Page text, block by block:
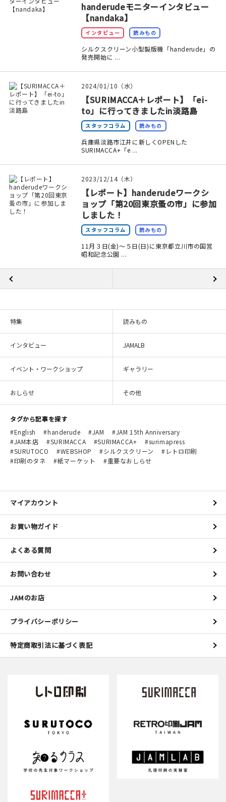
handerudeモニターインタビュー
【nandaka】
インタビュー 読みもの
シルクスクリーン小型製版機「handerude」の
発売開始に ...
2024/01/10（水）
【SURIMACCA＋レポート】「ei-
to」に行ってきましたin淡路島
スタッフコラム 読みもの
兵庫県淡路市江井に新しくOPENした
SURIMACCA+「e ...
2023/12/14（木）
【レポート】handerudeワークシ
ョップ「第20回東京蚤の市」に参加
しました！
スタッフコラム 読みもの
11月３日(金)〜５日(日)に東京都立川市の国営
昭和記念公園 ...
特集 読みもの
インタビュー JAMALB
イベント・ワークショップ ギャラリー
おしらせ その他
タグから記事を探す
English
handerude JAM
JAM 15th Anniversary
JAM本店
SURIMACCA SURIMACCA+
surimapress
SURUTOCO
WEBSHOP シルクスクリーン
レトロ印刷
印刷のタネ
紙マーケット 重要なおしらせ
マイアカウント
お買い物ガイド
よくある質問
お問い合わせ
JAMのお店
プライバシーポリシー
特定商取引法に基づく表記